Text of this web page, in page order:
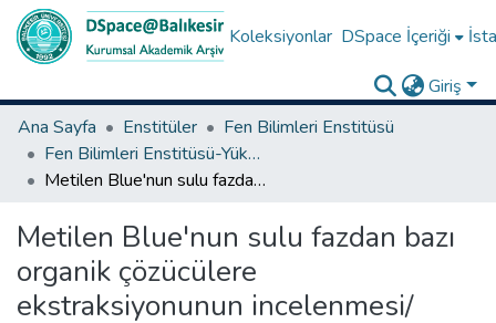
Koleksiyonlar DSpace İçeriği
Giriş
Ana Sayfa
Enstitüler
Fen Bilimleri Enstitüsü
Fen Bilimleri Enstitüsü-Yüksek Lisans Tezleri
Metilen Blue'nun sulu fazdan bazı organik çözücülere ekstraksiyonunun incelenmesi/
Metilen Blue'nun sulu fazdan bazı
organik çözücülere
ekstraksiyonunun incelenmesi/